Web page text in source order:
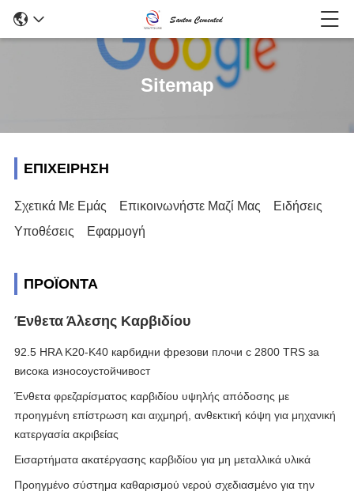
Sitemap
ΕΠΙΧΕΊΡΗΣΗ
Σχετικά Με Εμάς Επικοινωνήστε Μαζί Μας
Ειδήσεις
Υποθέσεις
Εφαρμογή
ΠΡΟΪΌΝΤΑ
Ένθετα Άλεσης Καρβιδίου
92.5 HRA K20-K40 карбидни фрезови плочи с 2800 TRS за
висока износоустойчивост
Ένθετα φρεζαρίσματος καρβιδίου υψηλής απόδοσης με
προηγμένη επίστρωση και αιχμηρή, ανθεκτική κόψη για μηχανική
κατεργασία ακριβείας
Εισαρτήματα ακατέργασης καρβιδίου για μη μεταλλικά υλικά
Προηγμένο σύστημα καθαρισμού νερού σχεδιασμένο για την